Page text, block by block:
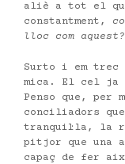
aliè a tot el
constantment,
lloc com aquest?
Surto i em trec
mica. El cel
Penso que, per
conciliadors
tranquil·la, la
pitjor que una
capaç de fer